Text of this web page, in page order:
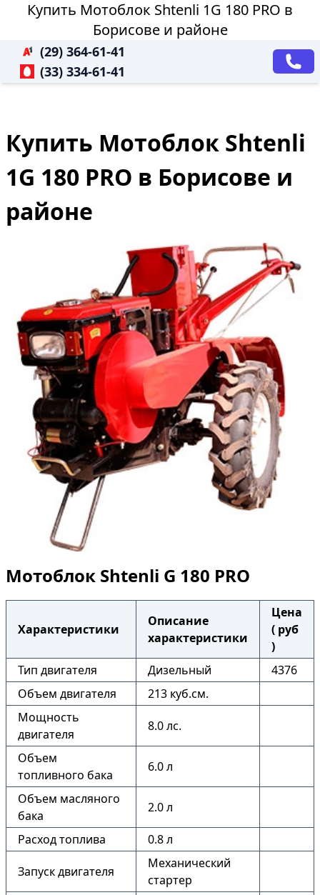
Купить Мотоблок Shtenli 1G 180 PRO в
Борисове и районе
(29) 364-61-41
(33) 334-61-41
Купить Мотоблок Shtenli
1G 180 PRO в Борисове и
районе
Мотоблок Shtenli G 180 PRO
Характеристики
Описание
характеристики
Цена
( руб
)
Тип двигателя
Дизельный
4376
Объем двигателя
213 куб.см.
Мощность
двигателя
8.0 лс.
Объем
топливного бака
6.0 л
Объем масляного
бака
2.0 л
Расход топлива 0.8 л
Запуск двигателя
Механический
стартер